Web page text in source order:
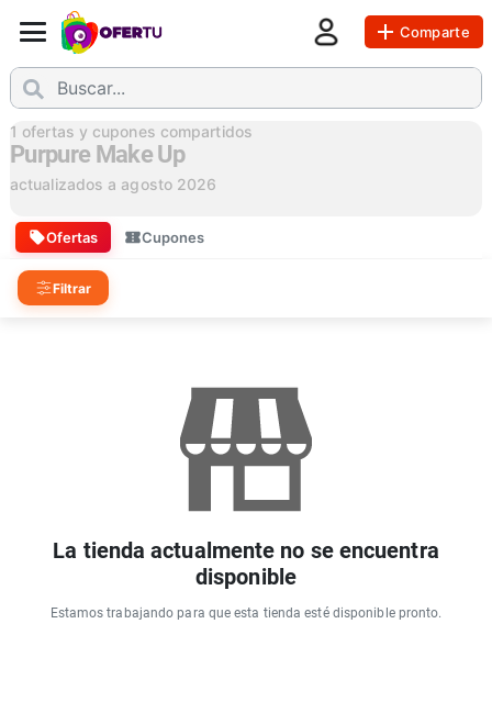
Comparte
1 ofertas y cupones compartidos
Purpure Make Up
actualizados a agosto 2026
Ofertas Cupones
Filtrar
La tienda actualmente no se encuentra
disponible
Estamos trabajando para que esta tienda esté disponible pronto.